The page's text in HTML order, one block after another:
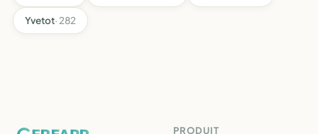
Yvetot· 282
PRODUIT